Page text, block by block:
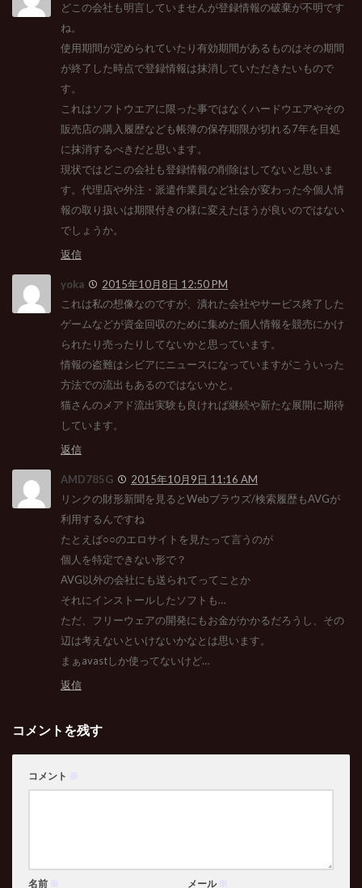
どこの会社も明言していませんが登録情報の破棄が不明です
ね。
使用期間が定められていたり有効期間があるものはその期間
が終了した時点で登録情報は抹消していただきたいもので
す。
これはソフトウエアに限った事ではなくハードウエアやその
販売店の購入履歴なども帳簿の保存期限が切れる7年を目処
に抹消するべきだと思います。
現状ではどこの会社も登録情報の削除はしてないと思いま
す。代理店や外注・派遣作業員など社会が変わった今個人情
報の取り扱いは期限付きの様に変えたほうが良いのではない
でしょうか。
返信
yoka
2015年10月8日 12:50 PM
これは私の想像なのですが、潰れた会社やサービス終了した
ゲームなどが資金回収のために集めた個人情報を競売にかけ
られたり売ったりしてないかと思っています。
情報の盗難はシビアにニュースになっていますがこういった
方法での流出もあるのではないかと。
猫さんのメアド流出実験も良ければ継続や新たな展開に期待
しています。
返信
AMD785G
2015年10月9日 11:16 AM
リンクの財形新聞を見るとWebブラウズ/検索履歴もAVGが
利用するんですね
たとえば○○のエロサイトを見たって言うのが
個人を特定できない形で？
AVG以外の会社にも送られてってことか
それにインストールしたソフトも…
ただ、フリーウェアの開発にもお金がかかるだろうし、その
辺は考えないといけないかなとは思います。
まぁavastしか使ってないけど…
返信
コメントを残す
コメント ※
名前 ※ メール ※